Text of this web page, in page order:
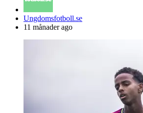
Posted
by
Ungdomsfotboll.se
11 månader ago